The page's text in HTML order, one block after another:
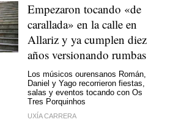
Empezaron tocando «de
carallada» en la calle en
Allariz y ya cumplen diez
años versionando rumbas
Los músicos ourensanos Román,
Daniel y Yago recorrieron fiestas,
salas y eventos tocando con Os
Tres Porquinhos
UXÍA CARRERA